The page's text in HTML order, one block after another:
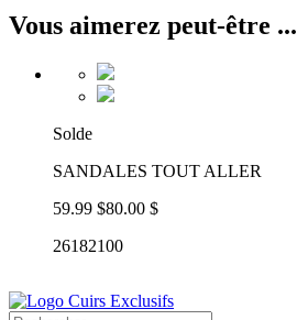
Vous aimerez peut-être ...
Solde
SANDALES TOUT ALLER
59.99 $80.00 $
26182100